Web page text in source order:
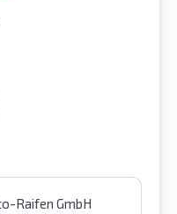
Raifen GmbH